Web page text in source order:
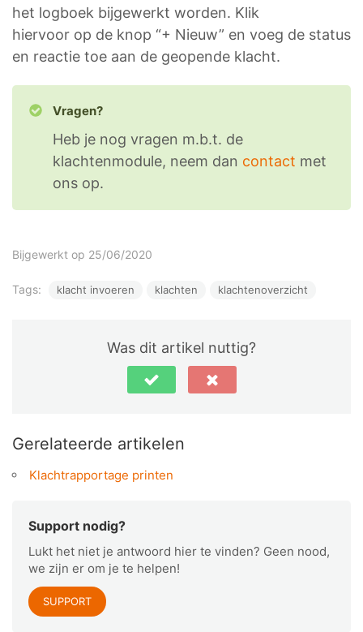
het logboek bijgewerkt worden. Klik
hiervoor op de knop “+ Nieuw” en voeg de status
en reactie toe aan de geopende klacht.
Vragen?
Heb je nog vragen m.b.t. de
klachtenmodule, neem dan contact met
ons op.
Bijgewerkt op 25/06/2020
Tags: klacht invoeren klachten klachtenoverzicht
Was dit artikel nuttig?
Gerelateerde artikelen
Klachtrapportage printen
Support nodig?
Lukt het niet je antwoord hier te vinden? Geen nood,
we zijn er om je te helpen!
SUPPORT